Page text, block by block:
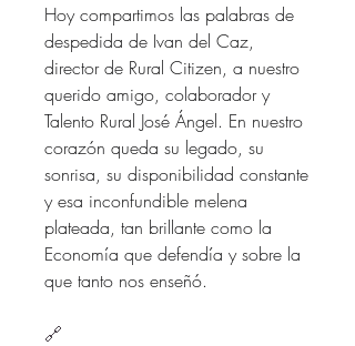
Hoy compartimos las palabras de
despedida de Ivan del Caz,
director de Rural Citizen, a nuestro
querido amigo, colaborador y
Talento Rural José Ángel. En nuestro
corazón queda su legado, su
sonrisa, su disponibilidad constante
y esa inconfundible melena
plateada, tan brillante como la
Economía que defendía y sobre la
que tanto nos enseñó.